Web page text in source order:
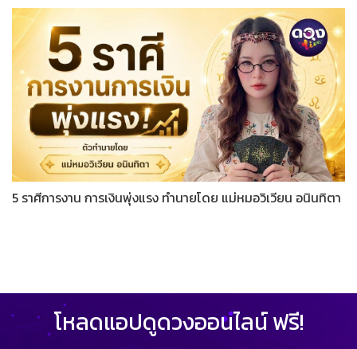
5 ราศีการงาน การเงินพุ่งแรง ทำนายโดย แม่หมอวิเวียน อนินทิตา
โหลดแอปดูดวงออนไลน์ ฟรี!